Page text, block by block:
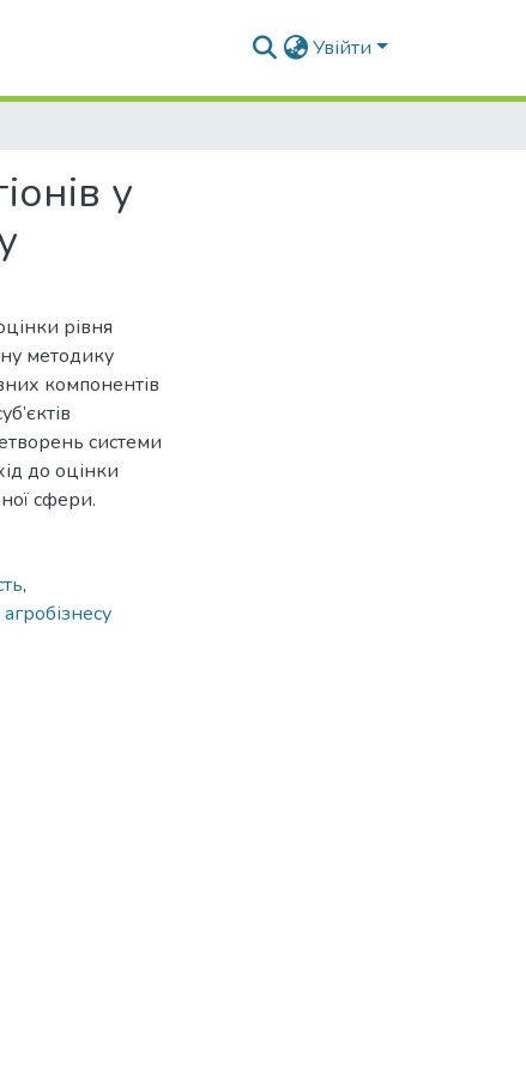
Увійти
у
рівня
методику
компонентів
системи
до оцінки
сфери.
,
агробізнесу